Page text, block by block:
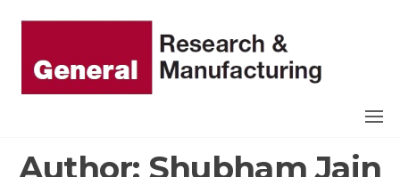
content
Author: Shubham Jain